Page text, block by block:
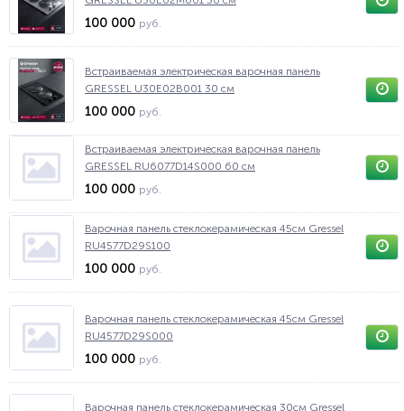
100 000 руб.
Встраиваемая электрическая варочная панель
GRESSEL U30E02B001 30 см
100 000 руб.
Встраиваемая электрическая варочная панель
GRESSEL RU6077D14S000 60 см
100 000 руб.
Варочная панель стеклокерамическая 45см Gressel
RU4577D29S100
100 000 руб.
Варочная панель стеклокерамическая 45см Gressel
RU4577D29S000
100 000 руб.
Варочная панель стеклокерамическая 30см Gressel